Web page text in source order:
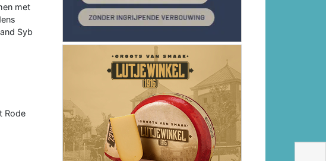
met
Syb
Rode